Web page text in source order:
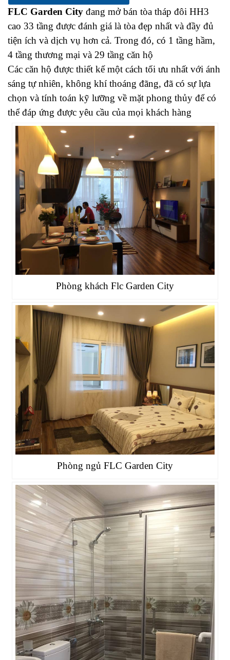
FLC Garden City đang mở bán tòa tháp đôi HH3
cao 33 tầng được đánh giá là tòa đẹp nhất và đầy đủ
tiện ích và dịch vụ hơn cả. Trong đó, có 1 tầng hầm,
4 tầng thương mại và 29 tầng căn hộ
Các căn hộ được thiết kế một cách tối ưu nhất với ánh
sáng tự nhiên, không khí thoáng đãng, đã có sự lựa
chọn và tính toán kỹ lưỡng về mặt phong thủy để có
thể đáp ứng được yêu cầu của mọi khách hàng
Phòng khách Flc Garden City
Phòng ngủ FLC Garden City